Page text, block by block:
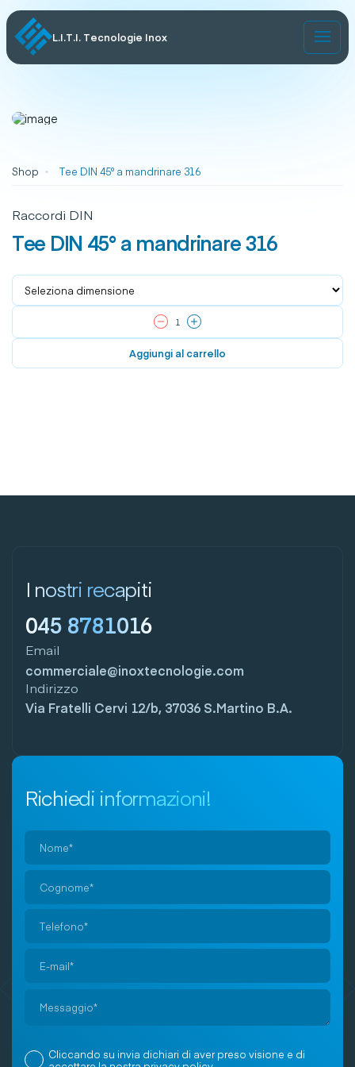
L.I.T.I. Tecnologie Inox
Shop Tee DIN 45° a mandrinare 316
Raccordi DIN
Tee DIN 45° a mandrinare 316
Aggiungi al carrello
I nostri recapiti
045 8781016
Email
commerciale@inoxtecnologie.com
Indirizzo
Via Fratelli Cervi 12/b, 37036 S.Martino B.A.
Richiedi informazioni!
prega
questoCliccando su invia dichiari di aver preso visione e di